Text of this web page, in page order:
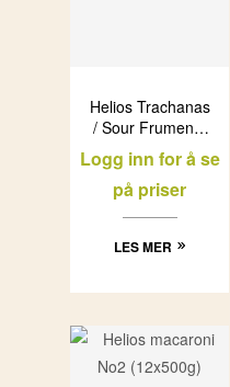
Helios Trachanas
/ Sour Frumenty
med melk
(12x500g)
Logg inn for å se
på priser
LES MER